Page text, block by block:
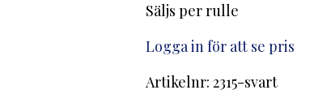
Säljs per rulle
Logga in för att se pris
Artikelnr: 2315-svart